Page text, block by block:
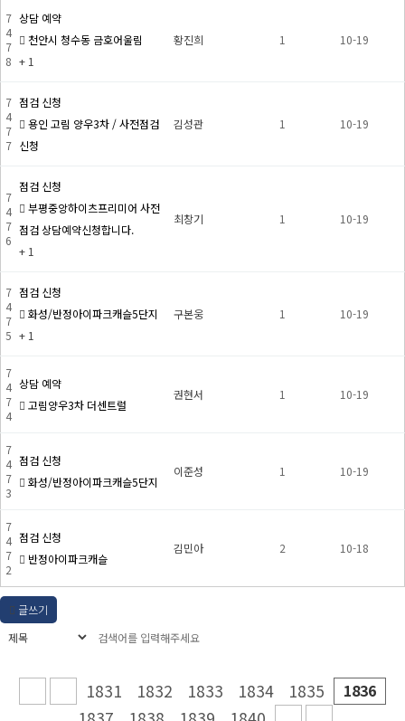
7
4
7
8
상담 예약
천안시 청수동 금호어울림
+ 1
황진희 1 10-19
7
4
7
7
점검 신청
용인 고림 양우3차 / 사전점검
신청
김성관 1 10-19
7
4
7
6
점검 신청
부평중앙하이츠프리미어 사전
점검 상담예약신청합니다.
+ 1
최창기 1 10-19
7
4
7
5
점검 신청
화성/반정아이파크캐슬5단지
+ 1
구본웅 1 10-19
7
4
7
4
상담 예약
고림양우3차 더센트럴
권현서 1 10-19
7
4
7
3
점검 신청
화성/반정아이파크캐슬5단지
이준성 1 10-19
7
4
7
2
점검 신청
반정아이파크캐슬
김민아 2 10-18
글쓰기
1831 1832 1833 1834 1835 1836